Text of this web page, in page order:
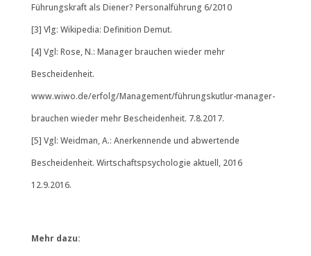
Führungskraft als Diener? Personalführung 6/2010
[3] Vlg: Wikipedia: Definition Demut.
[4] Vgl: Rose, N.: Manager brauchen wieder mehr
Bescheidenheit.
www.wiwo.de/erfolg/Management/führungskutlur-manager-
brauchen wieder mehr Bescheidenheit. 7.8.2017.
[5] Vgl: Weidman, A.: Anerkennende und abwertende
Bescheidenheit. Wirtschaftspsychologie aktuell, 2016
12.9.2016.
Mehr dazu: